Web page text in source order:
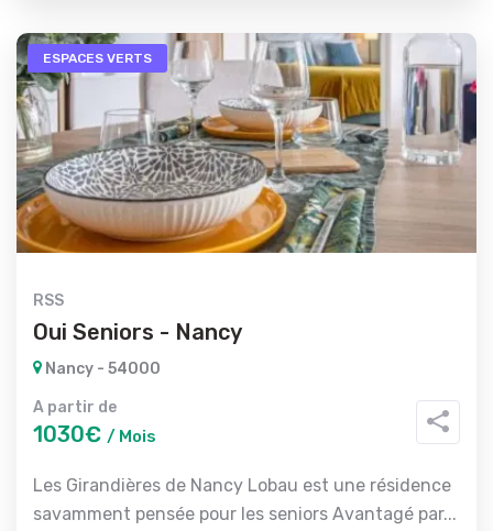
ESPACES VERTS
RSS
Oui Seniors - Nancy
Nancy - 54000
A partir de
1030€ / Mois
Les Girandières de Nancy Lobau est une résidence
savamment pensée pour les seniors Avantagé par...